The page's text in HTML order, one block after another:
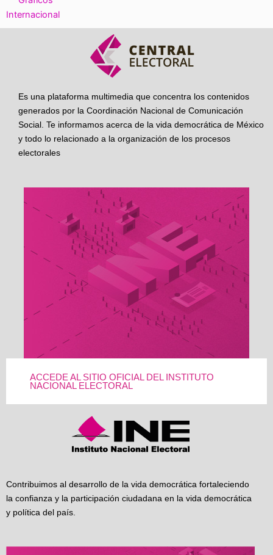
Internacional
Es una plataforma multimedia que concentra los contenidos
generados por la Coordinación Nacional de Comunicación
Social. Te informamos acerca de la vida democrática de México
y todo lo relacionado a la organización de los procesos
electorales
ACCEDE AL SITIO OFICIAL DEL INSTITUTO
NACIONAL ELECTORAL
Contribuimos al desarrollo de la vida democrática fortaleciendo
la confianza y la participación ciudadana en la vida democrática
y política del país.